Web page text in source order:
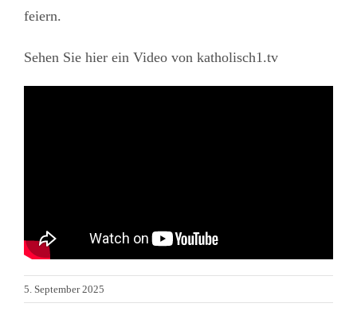
feiern.
Sehen Sie hier ein Video von katholisch1.tv
5. September 2025